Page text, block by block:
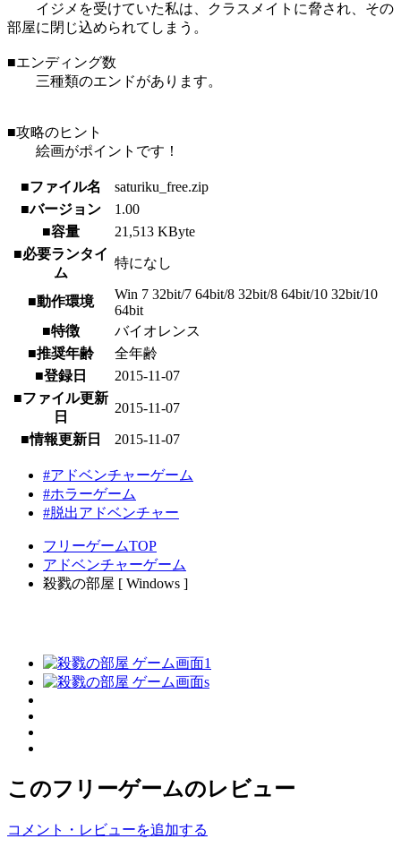
イジメを受けていた私は、クラスメイトに脅され、その
部屋に閉じ込められてしまう。
■エンディング数
三種類のエンドがあります。
■攻略のヒント
絵画がポイントです！
■ファイル名
saturiku_free.zip
■バージョン
1.00
■容量
21,513 KByte
■必要ランタイ
ム
特になし
■動作環境
Win 7 32bit/7 64bit/8 32bit/8 64bit/10 32bit/10
64bit
■特徴
バイオレンス
■推奨年齢
全年齢
■登録日
2015-11-07
■ファイル更新
日
2015-11-07
■情報更新日 2015-11-07
#アドベンチャーゲーム
#ホラーゲーム
#脱出アドベンチャー
フリーゲームTOP
アドベンチャーゲーム
殺戮の部屋 [ Windows ]
このフリーゲームのレビュー
コメント・レビューを追加する